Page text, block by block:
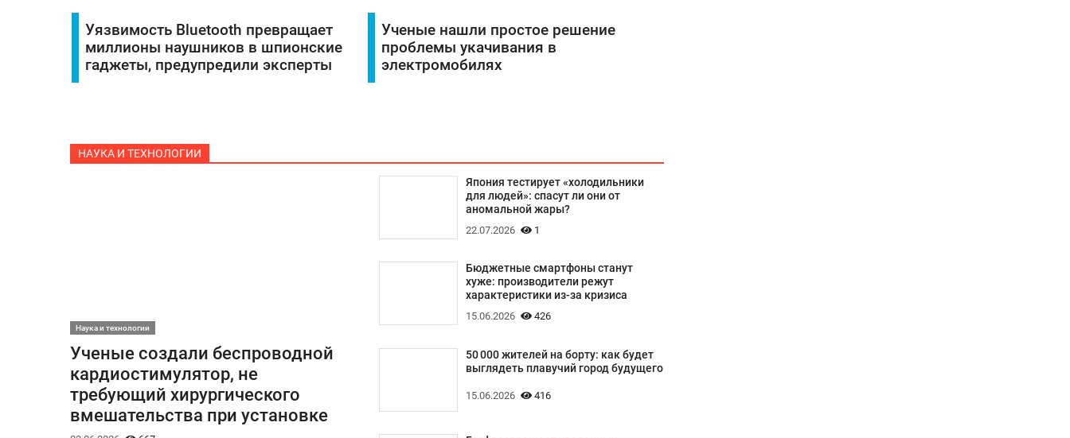
Уязвимость Bluetooth превращает
миллионы наушников в шпионские
гаджеты, предупредили эксперты
Ученые нашли простое решение
проблемы укачивания в
электромобилях
НАУКА И ТЕХНОЛОГИИ
Наука и технологии
Ученые создали беспроводной
кардиостимулятор, не
требующий хирургического
вмешательства при установке
Япония тестирует «холодильники
для людей»: спасут ли они от
аномальной жары?
22.07.2026 1
Бюджетные смартфоны станут
хуже: производители режут
характеристики из-за кризиса
15.06.2026 426
50 000 жителей на борту: как будет
выглядеть плавучий город будущего
15.06.2026 416